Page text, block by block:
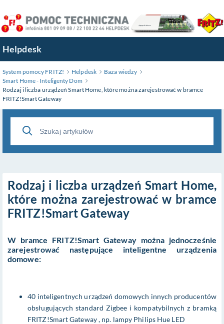
do
treści
Helpdesk
System pomocy FRITZ! Helpdesk
Baza wiedzy
Smart Home - Inteligenty Dom
Rodzaj i liczba urządzeń Smart Home, które można zarejestrować w bramce
FRITZ!Smart Gateway
Rodzaj i liczba urządzeń Smart Home,
które można zarejestrować w bramce
FRITZ!Smart Gateway
W bramce FRITZ!Smart Gateway można jednocześnie
zarejestrować następujące inteligentne urządzenia
domowe:
40 inteligentnych urządzeń domowych innych producentów
obsługujących standard Zigbee i kompatybilnych z bramką
FRITZ!Smart Gateway , np. lampy Philips Hue LED